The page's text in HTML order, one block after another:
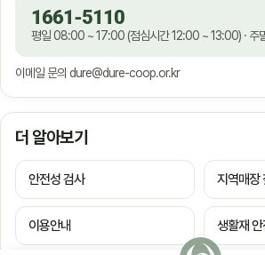
1661-5110
평일 08:00 ~ 17:00 (점심시간 12:00 ~ 13:00) · 주
이메일 문의 dure@dure-coop.or.kr
더 알아보기
안전성 검사 지역매장
이용안내 생활재 안